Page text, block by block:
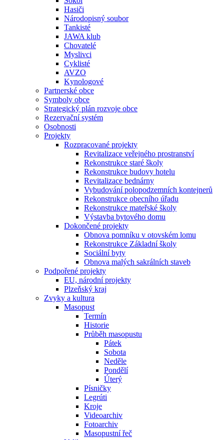
Hasiči
Národopisný soubor
Tankisté
JAWA klub
Chovatelé
Myslivci
Cyklisté
AVZO
Kynologové
Partnerské obce
Symboly obce
Strategický plán rozvoje obce
Rezervační systém
Osobnosti
Projekty
Rozpracované projekty
Revitalizace veřejného prostranství
Rekonstrukce staré školy
Rekonstrukce budovy hotelu
Revitalizace bednárny
Vybudování polopodzemních kontejnerů
Rekonstrukce obecního úřadu
Rekonstrukce mateřské školy
Výstavba bytového domu
Dokončené projekty
Obnova pomníku v otovském lomu
Rekonstrukce Základní školy
Sociální byty
Obnova malých sakrálních staveb
Podpořené projekty
EU, národní projekty
Plzeňský kraj
Zvyky a kultura
Masopust
Termín
Historie
Průběh masopustu
Pátek
Sobota
Neděle
Pondělí
Úterý
Písničky
Legrúti
Kroje
Videoarchiv
Fotoarchiv
Masopustní řeč